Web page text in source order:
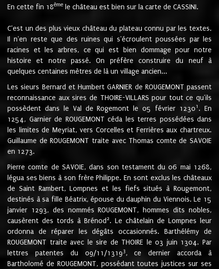
En cette fin 18ème le château est bien sur la carte de CASSINI.
C'est un des plus vieux château du plateau connu par les textes.
Il n'en reste que des ruines qui s'écroulent poussées par les
racines et les arbres, ce qui est bien dommage pour notre
histoire et notre passé. On préfère construire du neuf à
quelques centaines mètres de là un village ancien...
Les sieurs Bernard et Humbert GARNIER de ROUGEMONT passent
reconnaissance aux sires de THOIRE-VILLARS pour tout ce qu'ils
possèdent dans le Val de Rogemont le 05 février 12301 . En
1254, Garnier de ROUGEMONT céda les terres possédées dans
les limites de Meyriat, vers Corcelles et Ferrières aux chartreux.
Guillaume de ROUGEMONT traite avec Thomas comte de SAVOIE
en 1273.
Pierre comte de SAVOIE, dans son testament du 06 mai 1268,
légua ses biens à son frère Philippe. En sont exclus les châteaux
de Saint Rambert, Lompnes et les fiefs situés à Rougemont,
destinés à sa fille Béatrix, épouse du dauphin du Viennois. Le 15
janvier 1293, des nommés ROUGEMONT, hommes dits nobles,
causèrent des tords à Brénod 2. Le châtelain de Lompnes leur
ordonna de réparer les dégâts occasionnés. Barthélémy de
ROUGEMONT traite avec le sire de THOIRE le 03 juin 1304. Par
lettres patentes du 09/11/13193, ce dernier accorda à
Bartholomé de ROUGEMONT, possédant toutes justices sur ses